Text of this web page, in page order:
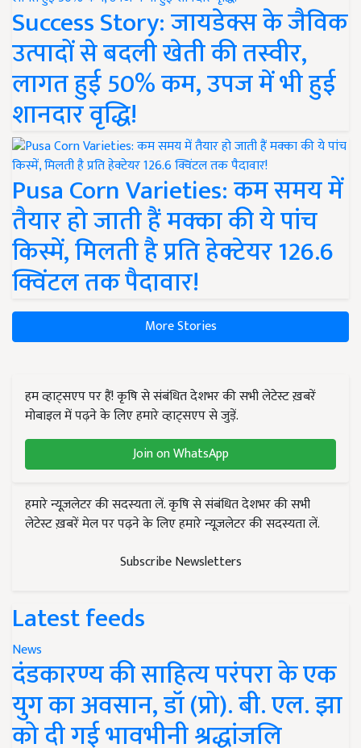
Success Story: जायडेक्स के जैविक
उत्पादों से बदली खेती की तस्वीर,
लागत हुई 50% कम, उपज में भी हुई
शानदार वृद्धि!
Pusa Corn Varieties: कम समय में
तैयार हो जाती हैं मक्का की ये पांच
किस्में, मिलती है प्रति हेक्टेयर 126.6
क्विंटल तक पैदावार!
More Stories
हम व्हाट्सएप पर हैं! कृषि से संबंधित देशभर की सभी लेटेस्ट ख़बरें
मोबाइल में पढ़ने के लिए हमारे व्हाट्सएप से जुड़ें.
Join on WhatsApp
हमारे न्यूज़लेटर की सदस्यता लें. कृषि से संबंधित देशभर की सभी
लेटेस्ट ख़बरें मेल पर पढ़ने के लिए हमारे न्यूज़लेटर की सदस्यता लें.
Subscribe Newsletters
Latest feeds
News
दंडकारण्य की साहित्य परंपरा के एक
युग का अवसान, डॉ (प्रो). बी. एल. झा
को दी गई भावभीनी श्रद्धांजलि